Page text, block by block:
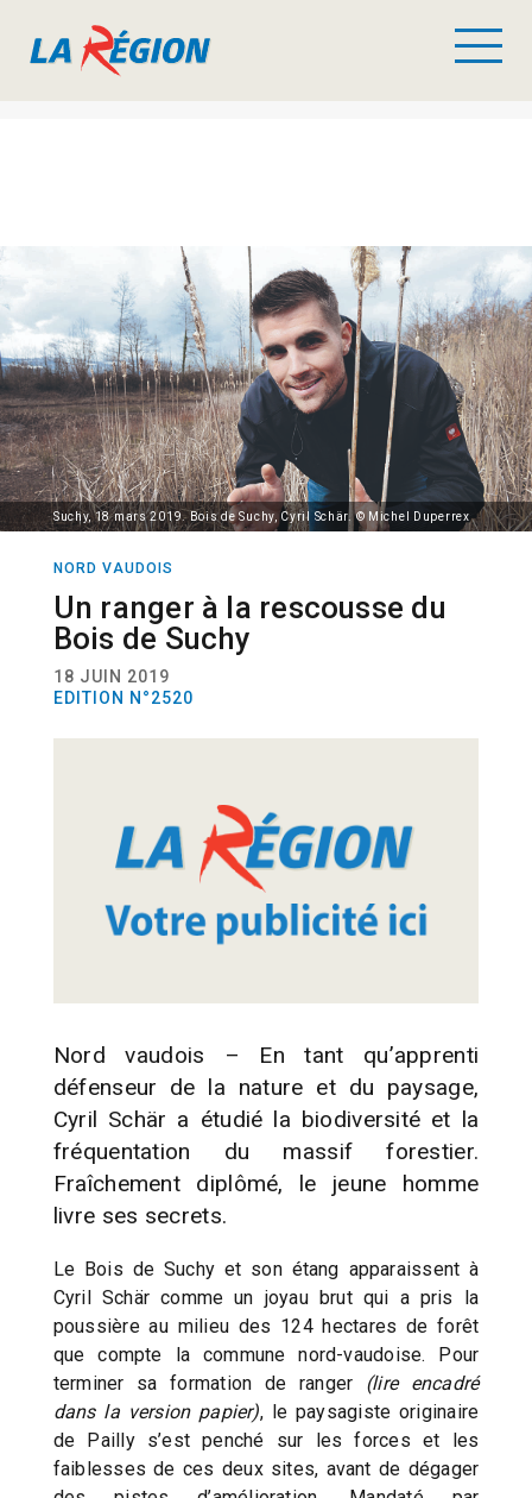
Suchy, 18 mars 2019. Bois de Suchy, Cyril Schär. © Michel Duperrex
NORD VAUDOIS
Un ranger à la rescousse du
Bois de Suchy
18 JUIN 2019
EDITION N°2520
Nord vaudois – En tant qu’apprenti
défenseur de la nature et du paysage,
Cyril Schär a étudié la biodiversité et la
fréquentation du massif forestier.
Fraîchement diplômé, le jeune homme
livre ses secrets.
Le Bois de Suchy et son étang apparaissent à
Cyril Schär comme un joyau brut qui a pris la
poussière au milieu des 124 hectares de forêt
que compte la commune nord-vaudoise. Pour
terminer sa formation de ranger (lire encadré
dans la version papier), le paysagiste originaire
de Pailly s’est penché sur les forces et les
faiblesses de ces deux sites, avant de dégager